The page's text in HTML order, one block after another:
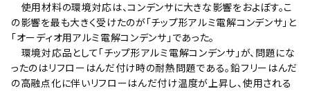
使用材料の環境対応は、コンデンサに大きな影響をおよぼす。こ
の影響を最も大きく受けたのが｢チップ形アルミ電解コンデンサ｣と
｢オーディオ用アルミ電解コンデンサ｣であった。
環境対応品として｢チップ形アルミ電解コンデンサ｣が、問題にな
ったのはリフローはんだ付け時の耐熱問題である。鉛フリーはんだ
の高融点化に伴いリフローはんだ付け温度が上昇し、使用される